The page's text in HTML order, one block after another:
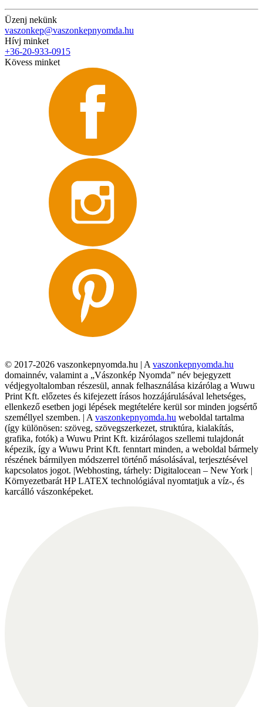
Üzenj nekünk
vaszonkep@vaszonkepnyomda.hu
Hívj minket
+36-20-933-0915
Kövess minket
© 2017-2026 vaszonkepnyomda.hu | A vaszonkepnyomda.hu
domainnév, valamint a „Vászonkép Nyomda” név bejegyzett
védjegyoltalomban részesül, annak felhasználása kizárólag a Wuwu
Print Kft. előzetes és kifejezett írásos hozzájárulásával lehetséges,
ellenkező esetben jogi lépések megtételére kerül sor minden jogsértő
személlyel szemben. | A vaszonkepnyomda.hu weboldal tartalma
(így különösen: szöveg, szövegszerkezet, struktúra, kialakítás,
grafika, fotók) a Wuwu Print Kft. kizárólagos szellemi tulajdonát
képezik, így a Wuwu Print Kft. fenntart minden, a weboldal bármely
részének bármilyen módszerrel történő másolásával, terjesztésével
kapcsolatos jogot. |Webhosting, tárhely: Digitalocean – New York |
Környezetbarát HP LATEX technológiával nyomtatjuk a víz-, és
karcálló vászonképeket.